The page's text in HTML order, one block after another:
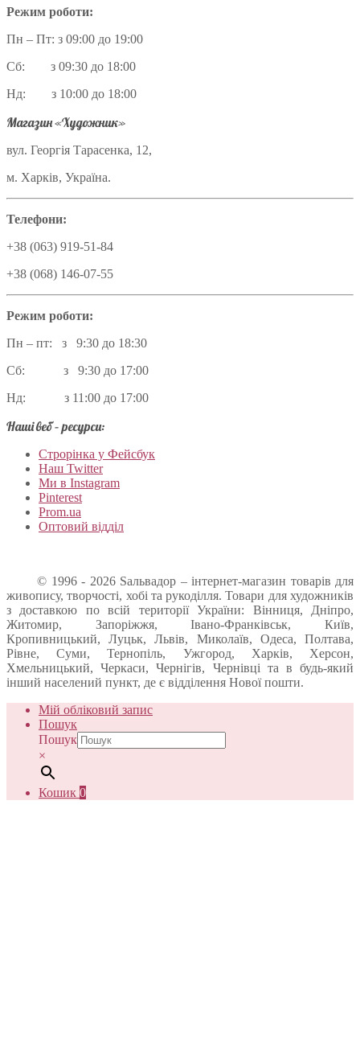
Режим роботи:
Пн – Пт: з 09:00 до 19:00
Сб: з 09:30 до 18:00
Нд: з 10:00 до 18:00
Магазин «Художник»
вул. Георгія Тарасенка, 12,
м. Харків, Україна.
Телефони:
+38 (063) 919-51-84
+38 (068) 146-07-55
Режим роботи:
Пн – пт: з 9:30 до 18:30
Сб: з 9:30 до 17:00
Нд: з 11:00 до 17:00
Наші веб – ресурси:
Строрінка у Фейсбук
Наш Twitter
Ми в Instagram
Pinterest
Prom.ua
Оптовий відділ
© 1996 - 2026 Sальвадор – інтернет-магазин товарів для
живопису, творчості, хобі та рукоділля. Товари для художників
з доставкою по всій території України: Вінниця, Дніпро,
Житомир, Запоріжжя, Івано-Франківськ, Київ,
Кропивницький, Луцьк, Львів, Миколаїв, Одеса, Полтава,
Рівне, Суми, Тернопіль, Ужгород, Харків, Херсон,
Хмельницький, Черкаси, Чернігів, Чернівці та в будь-який
інший населений пункт, де є відділення Нової пошти.
Мій обліковий запис
Пошук
Пошук
×
Кошик 0